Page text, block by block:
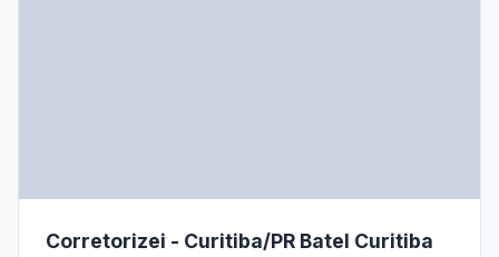
Corretorizei - Curitiba/PR Batel Curitiba